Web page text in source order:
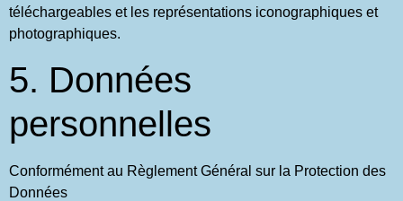
téléchargeables et les représentations iconographiques et
photographiques.
5. Données
personnelles
Conformément au Règlement Général sur la Protection des
Données